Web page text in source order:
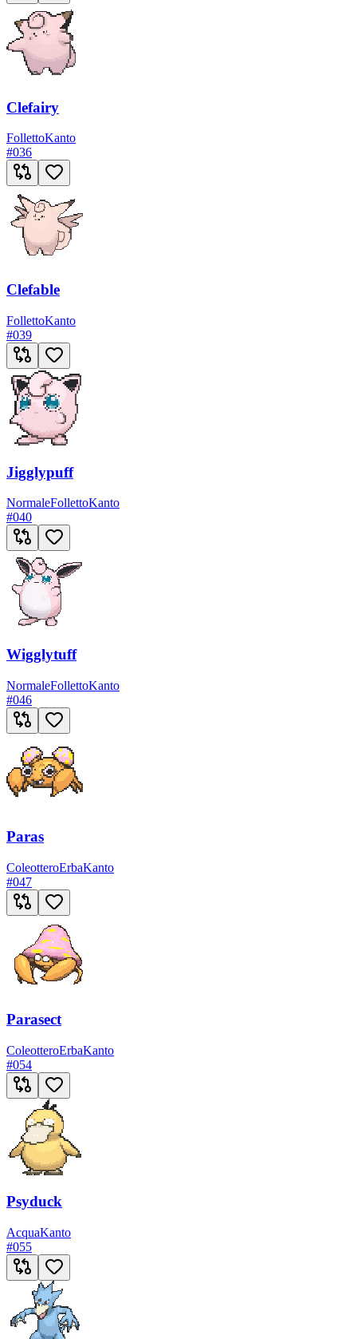
Clefairy
FollettoKanto
#036
Clefable
FollettoKanto
#039
Jigglypuff
NormaleFollettoKanto
#040
Wigglytuff
NormaleFollettoKanto
#046
Paras
ColeotteroErbaKanto
#047
Parasect
ColeotteroErbaKanto
#054
Psyduck
AcquaKanto
#055